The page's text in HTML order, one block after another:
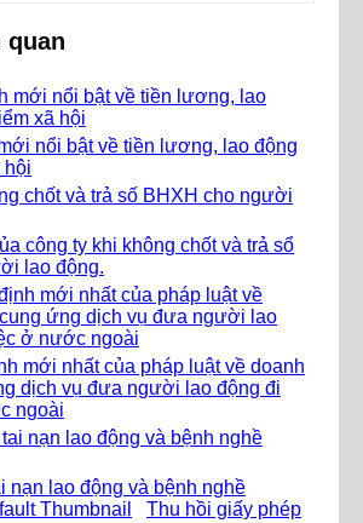
nổi bật về tiền lương, lao động
hội
công ty khi không chốt và trả sổ
lao động.
mới nhất của pháp luật về doanh
dịch vụ đưa người lao động đi
ngoài
nạn lao động và bệnh nghề
Thu hồi giấy phép